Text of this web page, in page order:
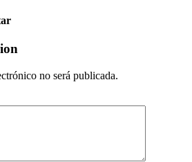
no será publicada.